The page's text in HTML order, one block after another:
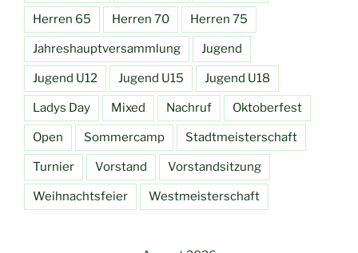
Herren 65 Herren 70 Herren 75
Jahreshauptversammlung Jugend
Jugend U12 Jugend U15 Jugend U18
Ladys Day Mixed Nachruf Oktoberfest
Open Sommercamp Stadtmeisterschaft
Turnier Vorstand Vorstandsitzung
Weihnachtsfeier Westmeisterschaft